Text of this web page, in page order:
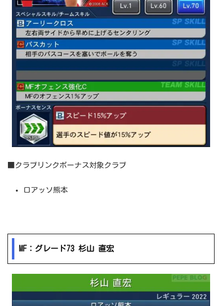
■クラブリンクボーナス対象クラブ
ロアッソ熊本
MF：グレード73 杉山 直宏